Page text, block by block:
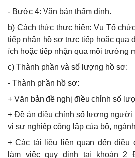
- Bước 4: Văn bản thẩm định.
b) Cách thức thực hiện: Vụ Tổ
tiếp nhận hồ sơ trực tiếp hoặc qua
ích hoặc tiếp nhận qua môi trường
c) Thành phần và số lượng hồ sơ:
- Thành phần hồ sơ:
+ Văn bản đề nghị điều chỉnh số
+ Đề án điều chỉnh số lượng người
vị sự nghiệp công lập của bộ,
+ Các tài liệu liên quan đến điều
làm việc quy định tại khoản 2